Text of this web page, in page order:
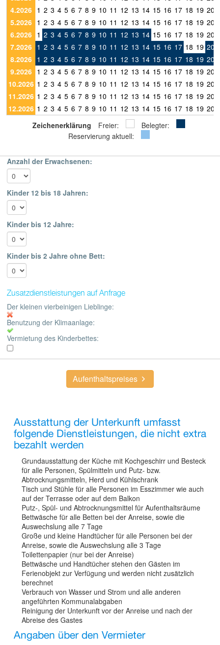
4.2026 1 2 3 4 5 6 7 8 9 10 11 12 13 14 15 16 17 18 19 20
5.2026 1 2 3 4 5 6 7 8 9 10 11 12 13 14 15 16 17 18 19 20
6.2026 1 2 3 4 5 6 7 8 9 10 11 12 13 14 15 16 17 18 19 20
7.2026 1 2 3 4 5 6 7 8 9 10 11 12 13 14 15 16 17 18 19 20
8.2026 1 2 3 4 5 6 7 8 9 10 11 12 13 14 15 16 17 18 19 20
9.2026 1 2 3 4 5 6 7 8 9 10 11 12 13 14 15 16 17 18 19 20
10.2026 1 2 3 4 5 6 7 8 9 10 11 12 13 14 15 16 17 18 19 20
11.2026 1 2 3 4 5 6 7 8 9 10 11 12 13 14 15 16 17 18 19 20
12.2026 1 2 3 4 5 6 7 8 9 10 11 12 13 14 15 16 17 18 19 20
Zeichenerklärung
Freier:
Belegter:
Reservierung aktuell:
Anzahl der Erwachsenen:
Kinder 12 bis 18 Jahren:
Kinder bis 12 Jahre:
Kinder bis 2 Jahre ohne Bett:
Zusatzdienstleistungen auf Anfrage
Der kleinen vierbeinigen Lieblinge:
Benutzung der Klimaanlage:
Vermietung des Kinderbettes:
Aufenthaltspreises
Ausstattung der Unterkunft umfasst
folgende Dienstleistungen, die nicht extra
bezahlt werden
Grundausstattung der Küche mit Kochgeschirr und Besteck
für alle Personen, Spülmitteln und Putz- bzw.
Abtrocknungsmitteln, Herd und Kühlschrank
Tisch und Stühle für alle Personen im Esszimmer wie auch
auf der Terrasse oder auf dem Balkon
Putz-, Spül- und Abtrocknungsmittel für Aufenthaltsräume
Bettwäsche für alle Betten bei der Anreise, sowie die
Auswechslung alle 7 Tage
Große und kleine Handtücher für alle Personen bei der
Anreise, sowie die Auswechslung alle 3 Tage
Toilettenpapier (nur bei der Anreise)
Bettwäsche und Handtücher stehen den Gästen im
Ferienobjekt zur Verfügung und werden nicht zusätzlich
berechnet
Verbrauch von Wasser und Strom und alle anderen
angeführten Kommunalabgaben
Reinigung der Unterkunft vor der Anreise und nach der
Abreise des Gastes
Angaben über den Vermieter